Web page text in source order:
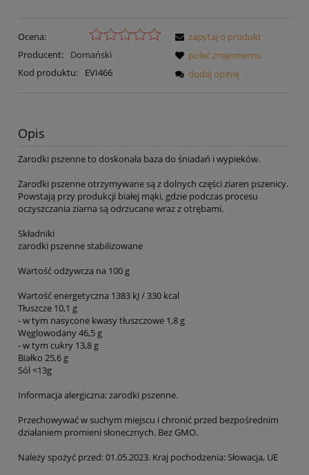
Ocena:
Producent:
Domański
Kod produktu:
EVI466
zapytaj o produkt
poleć znajomemu
dodaj opinię
Opis
Zarodki pszenne to doskonała baza do śniadań i wypieków.
Zarodki pszenne otrzymywane są z dolnych części ziaren pszenicy.
Powstają przy produkcji białej mąki, gdzie podczas procesu
oczyszczania ziarna są odrzucane wraz z otrębami.
Składniki
zarodki pszenne stabilizowane
Wartość odżywcza na 100 g
Wartość energetyczna 1383 kJ / 330 kcal
Tłuszcze 10,1 g
- w tym nasycone kwasy tłuszczowe 1,8 g
Węglowodany 46,5 g
- w tym cukry 13,8 g
Białko 25,6 g
Sól <13g
Informacja alergiczna: zarodki pszenne.
Przechowywać w suchym miejscu i chronić przed bezpośrednim
działaniem promieni słonecznych. Bez GMO.
Należy spożyć przed: 01.05.2023. Kraj pochodzenia: Słowacja, UE